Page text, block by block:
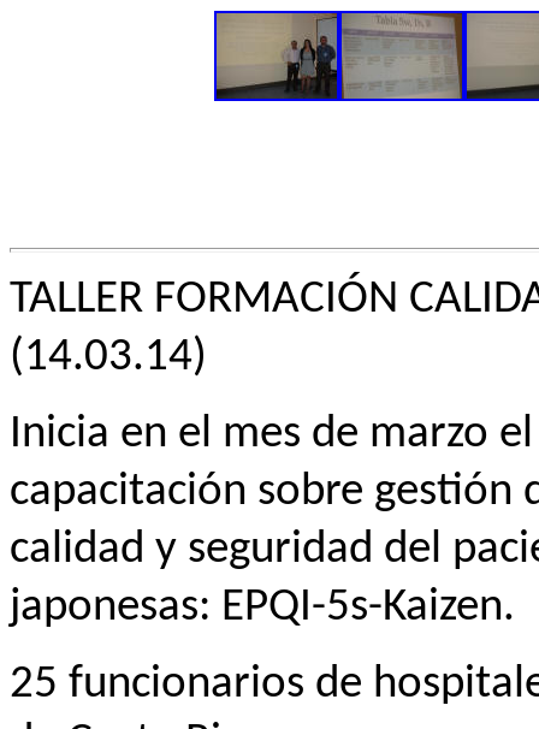
TALLER FORMACIÓN
(14.03.14)
Inicia en el mes de marzo
capacitación sobre gestión
calidad y seguridad del
japonesas: EPQI-5s-Kaizen.
25 funcionarios de